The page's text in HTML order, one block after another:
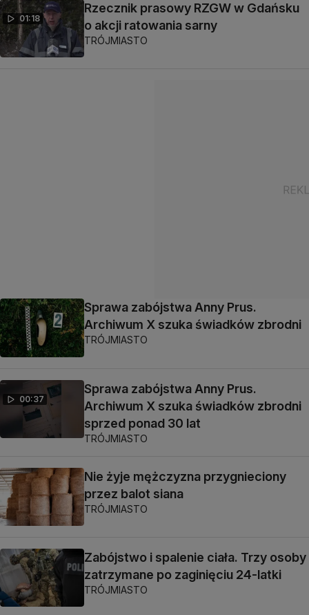
01:18
Rzecznik prasowy RZGW w Gdańsku
o akcji ratowania sarny
TRÓJMIASTO
Sprawa zabójstwa Anny Prus.
Archiwum X szuka świadków zbrodni
TRÓJMIASTO
00:37
Sprawa zabójstwa Anny Prus.
Archiwum X szuka świadków zbrodni
sprzed ponad 30 lat
TRÓJMIASTO
Nie żyje mężczyzna przygnieciony
przez balot siana
TRÓJMIASTO
Zabójstwo i spalenie ciała. Trzy osoby
zatrzymane po zaginięciu 24-latki
TRÓJMIASTO